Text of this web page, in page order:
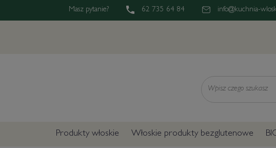
Masz pytanie? 62 735 64 84 info@kuchnia-
Produkty włoskie Włoskie produkty bezglutenowe